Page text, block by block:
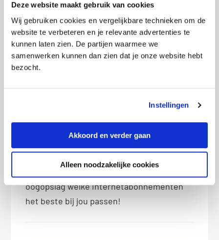
Deze website maakt gebruik van cookies
Wij gebruiken cookies en vergelijkbare technieken om de
website te verbeteren en je relevante advertenties te
kunnen laten zien. De partijen waarmee we
samenwerken kunnen dan zien dat je onze website hebt
bezocht.
Instellingen
Akkoord en verder gaan
Alleen noodzakelijke cookies
Tijd om de beste internetdeals te
vinden!
Nu je weet welke internetsnelheid je nodig
hebt, kun je op zoek gaan naar de beste
internetdeals. Met de vergelijker van
zijn voor jou. Je hoeft slechts een aantal
de filters kun je eenvoudig aangeven welke
per maand je wenst. Zo zie je in een
oogopslag welke internetabonnementen
het beste bij jou passen!